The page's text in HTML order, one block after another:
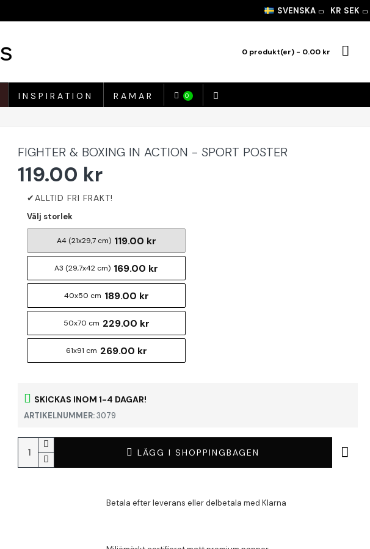
SVENSKA KR SEK
0 produkt(er) - 0.00 kr
INSPIRATION RAMAR 0
FIGHTER & BOXING IN ACTION - SPORT POSTER
SKICKAS INOM 1-4 DAGAR!
ARTIKELNUMMER:3079
119.00 kr
Välj storlek
A4 (21x29,7 cm) 119.00 kr
A3 (29,7x42 cm) 169.00 kr
40x50 cm 189.00 kr
50x70 cm 229.00 kr
61x91 cm 269.00 kr
LÄGG I SHOPPINGBAGEN